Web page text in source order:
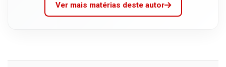
Ver mais matérias deste autor